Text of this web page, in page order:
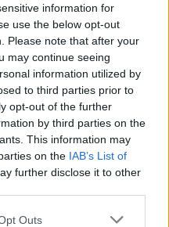
information for
use the below opt-out
Please note that after your
may continue seeing
information utilized by
to third parties prior to
opt-out of the further
by third parties on the
This information may
on the IAB’s List of
further disclose it to other
Outs
imię